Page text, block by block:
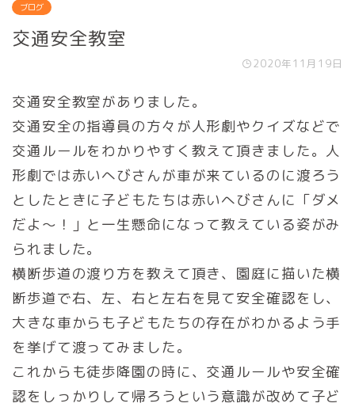
ブログ
交通安全教室
2020年11月19日
交通安全教室がありました。
交通安全の指導員の方々が人形劇やクイズなどで
交通ルールをわかりやすく教えて頂きました。人
形劇では赤いへびさんが車が来ているのに渡ろう
としたときに子どもたちは赤いへびさんに「ダメ
だよ～！」と一生懸命になって教えている姿がみ
られました。
横断歩道の渡り方を教えて頂き、園庭に描いた横
断歩道で右、左、右と左右を見て安全確認をし、
大きな車からも子どもたちの存在がわかるよう手
を挙げて渡ってみました。
これからも徒歩降園の時に、交通ルールや安全確
認をしっかりして帰ろうという意識が改めて子ど